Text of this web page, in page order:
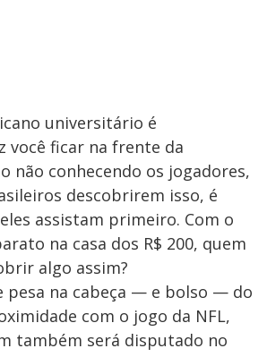
universitário é
você ficar na frente da
não conhecendo os jogadores,
descobrirem isso, é
assistam primeiro. Com o
na casa dos R$ 200, quem
algo assim?
pesa na cabeça — e bolso — do
com o jogo da NFL,
também será disputado no